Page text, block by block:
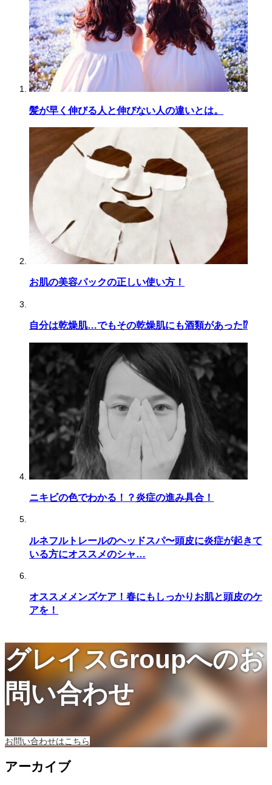
髪が早く伸びる人と伸びない人の違いとは。
お肌の美容パックの正しい使い方！
自分は乾燥肌…でもその乾燥肌にも酒類があった⁉︎
ニキビの色でわかる！？炎症の進み具合！
ルネフルトレールのヘッドスパ〜頭皮に炎症が起きて
いる方にオススメのシャ…
オススメメンズケア！春にもしっかりお肌と頭皮のケ
アを！
グレイスGroupへのお
問い合わせ
お問い合わせはこちら
アーカイブ